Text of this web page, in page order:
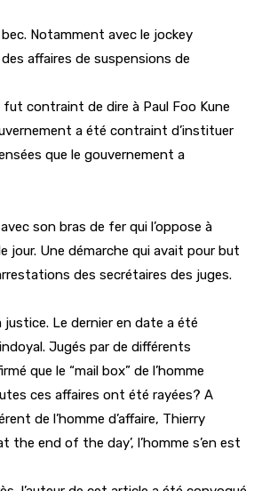
Notamment avec le jockey
affaires de suspensions de
contraint de dire à Paul Foo Kune
a été contraint d’instituer
que le gouvernement a
son bras de fer qui l’oppose à
jour. Une démarche qui avait pour but
des secrétaires des juges.
Le dernier en date a été
Jugés par de différents
que le “mail box” de l’homme
ces affaires ont été rayées? A
de l’homme d’affaire, Thierry
end of the day’, l’homme s’en est